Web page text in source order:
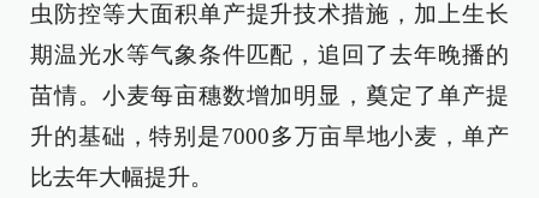
虫防控等大面积单产提升技术措施，加上生长
期温光水等气象条件匹配，追回了去年晚播的
苗情。小麦每亩穗数增加明显，奠定了单产提
升的基础，特别是7000多万亩旱地小麦，单产
比去年大幅提升。